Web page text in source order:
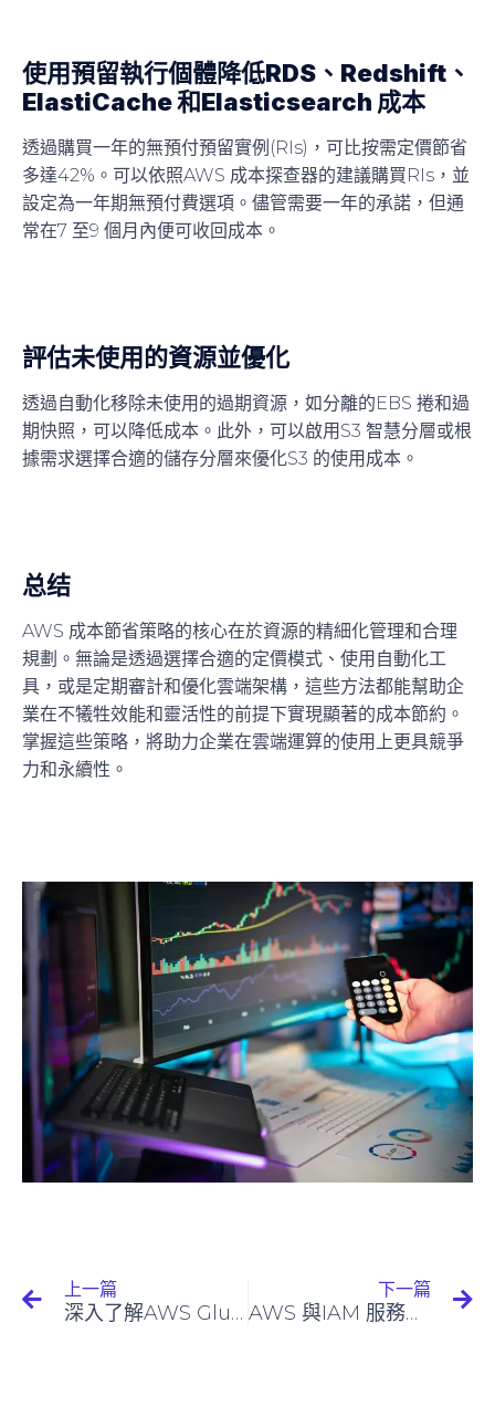
使用預留執行個體降低RDS、Redshift、
ElastiCache 和Elasticsearch 成本
透過購買一年的無預付預留實例(RIs)，可比按需定價節省
多達42%。可以依照AWS 成本探查器的建議購買RIs，並
設定為一年期無預付費選項。儘管需要一年的承諾，但通
常在7 至9 個月內便可收回成本。
評估未使用的資源並優化
透過自動化移除未使用的過期資源，如分離的EBS 捲和過
期快照，可以降低成本。此外，可以啟用S3 智慧分層或根
據需求選擇合適的儲存分層來優化S3 的使用成本。
总结
AWS 成本節省策略的核心在於資源的精細化管理和合理
規劃。無論是透過選擇合適的定價模式、使用自動化工
具，或是定期審計和優化雲端架構，這些方法都能幫助企
業在不犧牲效能和靈活性的前提下實現顯著的成本節約。
掌握這些策略，將助力企業在雲端運算的使用上更具競爭
力和永續性。
上一篇
深入了解AWS Glue：現代資料整合的關鍵工具
下一篇
AWS 與IAM 服務簡介